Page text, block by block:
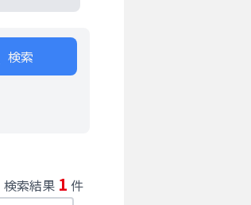
検索
検索結果 1 件